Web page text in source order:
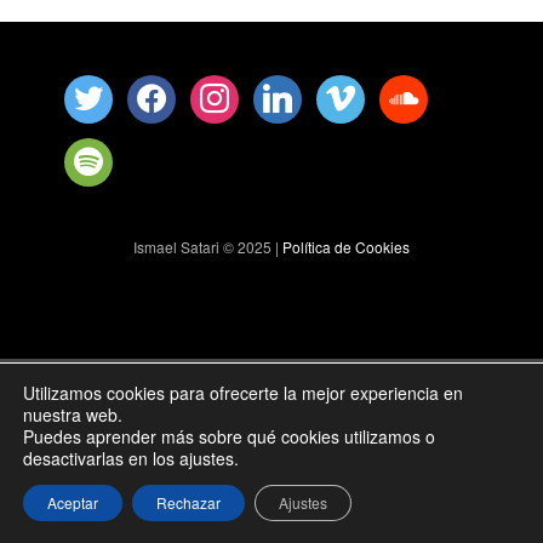
Ismael Satari © 2025 | Política de Cookies
Utilizamos cookies para ofrecerte la mejor experiencia en
nuestra web.
Puedes aprender más sobre qué cookies utilizamos o
desactivarlas en los ajustes.
Aceptar Rechazar Ajustes